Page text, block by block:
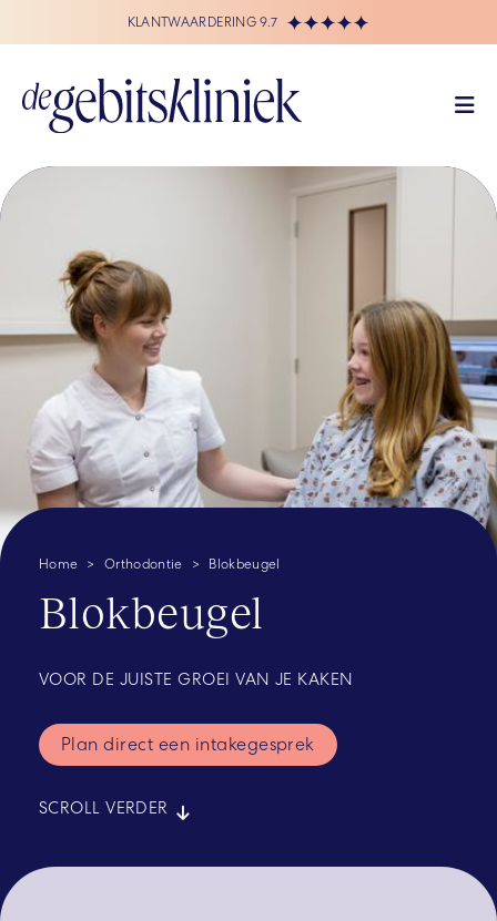
KLANTWAARDERING 9.7
Home Orthodontie Blokbeugel
Blokbeugel
VOOR DE JUISTE GROEI VAN JE KAKEN
Plan direct een intakegesprek
SCROLL VERDER